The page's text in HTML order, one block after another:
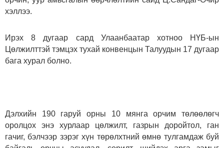
хэллээ.
Ирэх 8 дугаар сард Улаанбаатар хотноо НҮБ-ын
Цөлжилттэй тэмцэх тухай конвенцын Талуудын 17 дугаар
бага хурал болно.
Дэлхийн 190 гаруй орны 10 мянга орчим төлөөлөгч
оролцох энэ хурлаар цөлжилт, газрын доройтол, ган
гачиг, бэлчээр зэрэг хүн төрөлхтний өмнө тулгамдаж буй